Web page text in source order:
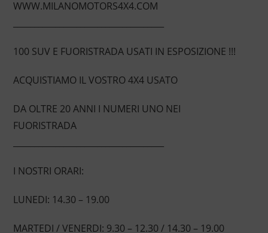
WWW.MILANOMOTORS4X4.COM
100 SUV E FUORISTRADA USATI IN ESPOSIZIONE !!!
ACQUISTIAMO IL VOSTRO 4X4 USATO
DA OLTRE 20 ANNI I NUMERI UNO NEI
FUORISTRADA
I NOSTRI ORARI:
LUNEDI: 14.30 – 19.00
MARTEDI / VENERDI: 9.30 – 12.30 / 14.30 – 19.00